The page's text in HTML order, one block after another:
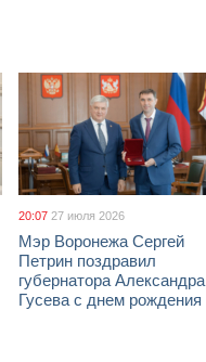
20:07 27 июля 2026
Мэр Воронежа Сергей
Петрин поздравил
губернатора Александра
Гусева с днем рождения